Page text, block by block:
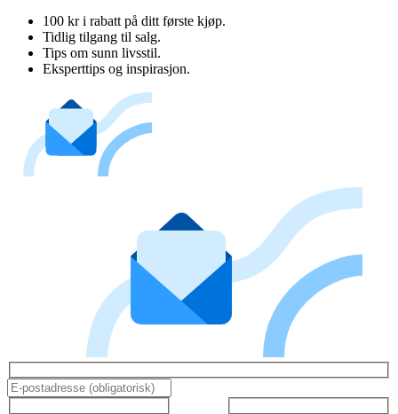
100 kr i rabatt på ditt første kjøp.
Tidlig tilgang til salg.
Tips om sunn livsstil.
Eksperttips og inspirasjon.